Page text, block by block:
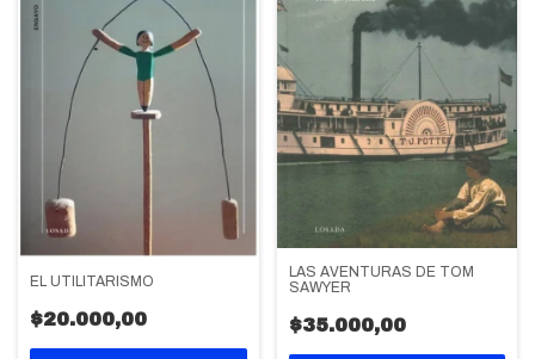
EL UTILITARISMO
$20.000,00
LAS AVENTURAS DE TOM
SAWYER
$35.000,00